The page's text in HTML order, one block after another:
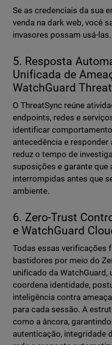
Se as credenciais da sua
venda na dark web, você
invasores possam usá-las.
5. Resposta
Unificada de
WatchGuard
O ThreatSync reúne
endpoints, redes e
identificar
antecedência e
reduz o tempo de
suposições e garante que
interrompidas antes que
ambiente.
6. Zero-Trust
e WatchGuard
Todas essas verificações
bastidores por meio do
unificado da WatchGuard,
coordena identidade,
inteligência contra
para cada sessão. A
como a âncora,
autenticação, integridade